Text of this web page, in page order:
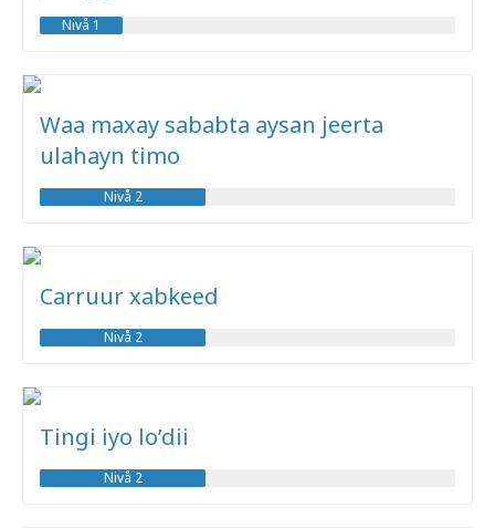
Nivå 1
Waa maxay sababta aysan jeerta
ulahayn timo
Nivå 2
Carruur xabkeed
Nivå 2
Tingi iyo lo’dii
Nivå 2